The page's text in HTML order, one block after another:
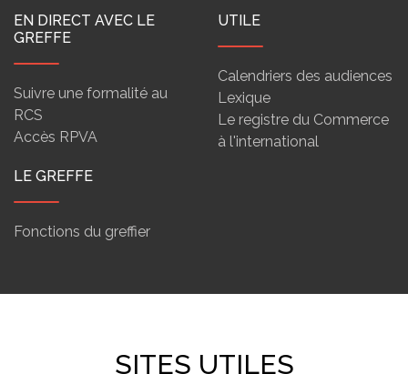
EN DIRECT AVEC LE
GREFFE
Suivre une formalité au
RCS
Accès RPVA
UTILE
Calendriers des audiences
Lexique
Le registre du Commerce
à l'international
LE GREFFE
Fonctions du greffier
SITES UTILES